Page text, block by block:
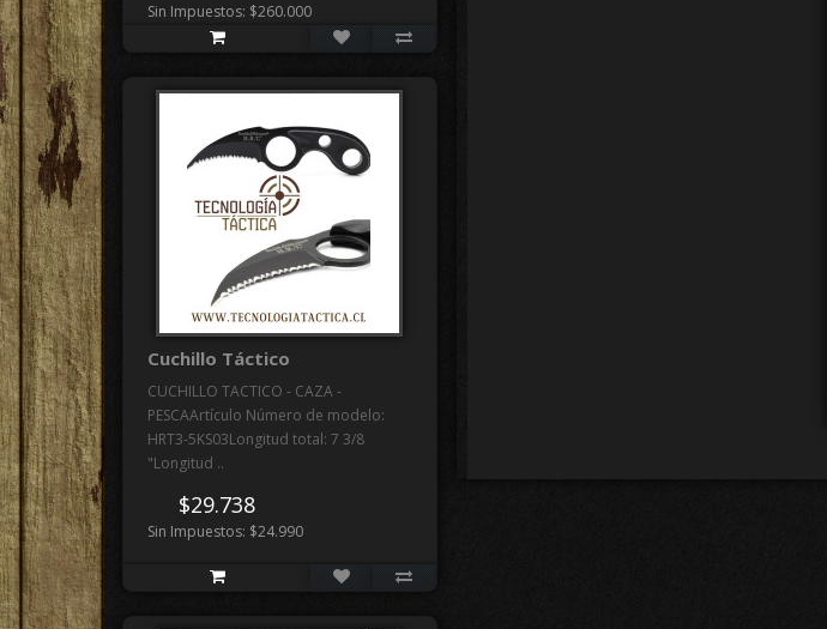
Sin Impuestos: $260.000
Cuchillo Táctico
CUCHILLO TACTICO - CAZA -
PESCAArtículo Número de modelo:
HRT3-5KS03Longitud total: 7 3/8
"Longitud ..
$29.738
Sin Impuestos: $24.990